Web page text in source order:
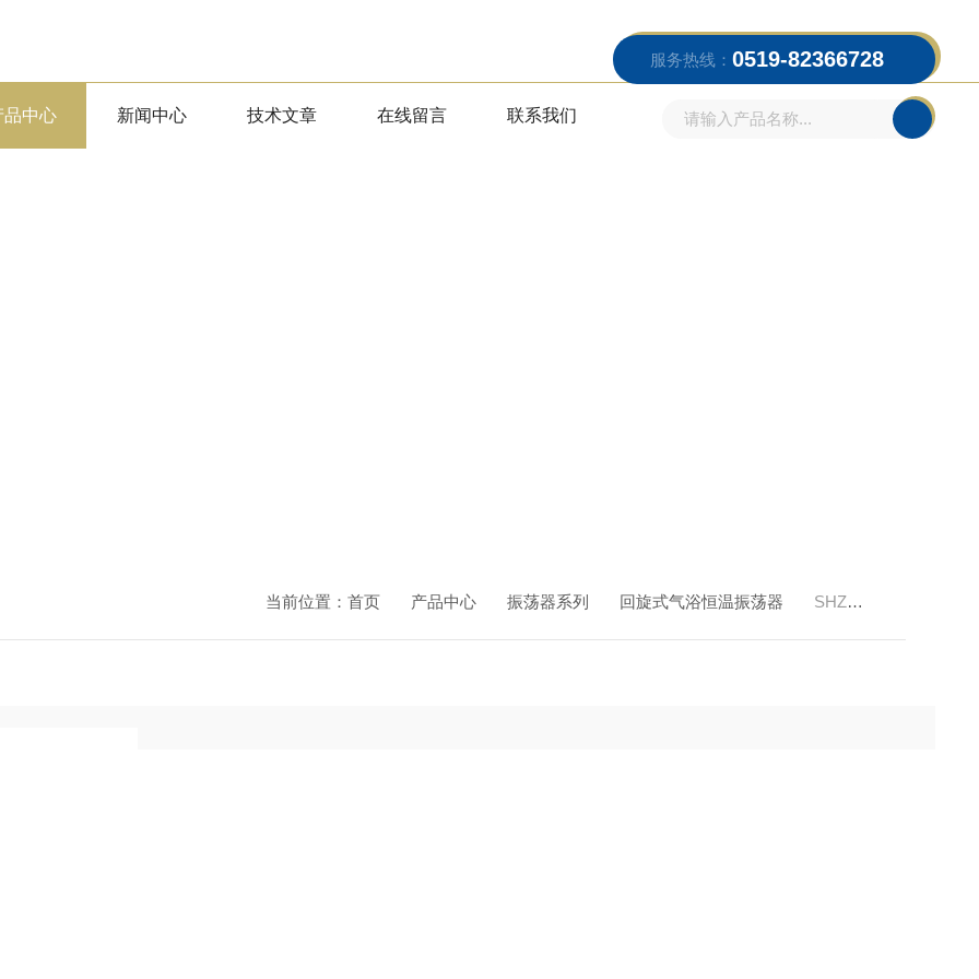
服务热线： 0519-82366728
品中心 新闻中心 技术文章 在线留言 联系我们
当前位置： 首页 产品中心 振荡器系列 回旋式气浴恒温振荡器 SHZ-82（A回旋式气浴恒温振荡器